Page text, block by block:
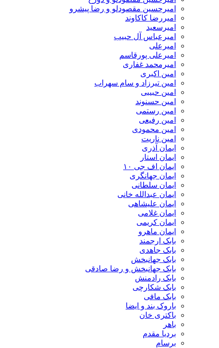
امیرحسین مقصودلو و رضا پیشرو
امیررضا کاکاوند
امیرسعید
امیرعباس آل حبیب
امیرعلی
امیرعلی پورقاسم
امیرمحمد غفاری
امین اکبری
امین تیرزاد و سام سهراب
امین حبیبی
امین حسنوند
امین رستمی
امین رفیعی
امین محمودی
امین ناریت
ایمان آذری
ایمان استار
ایمان اف جی ۱۰
ایمان جهانگری
ایمان سلطانی
ایمان عبدالله خانی
ایمان علیشاهی
ایمان غلامی
ایمان کریمی
ایمان ماهرو
بابک ارجمند
بابک جاهدی
بابک جهانبخش
بابک جهانبخش و رضا صادقی
بابک رادمنش
بابک شکارچی
بابک مافی
باروک بند و ایضا
باکتری خان
باهر
بردیا مقدم
برسام